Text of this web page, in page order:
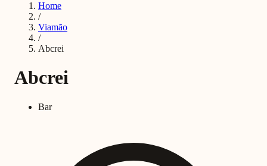
Home
/
Viamão
/
Abcrei
Abcrei
Bar